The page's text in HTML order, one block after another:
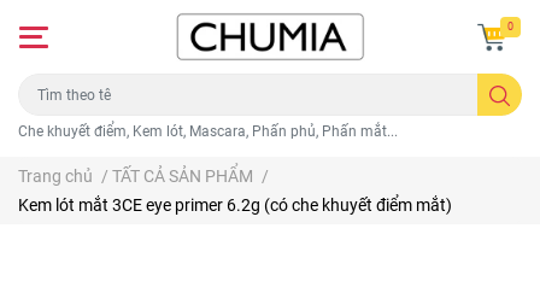
Che khuyết điểm, Kem lót, Mascara, Phấn phủ, Phấn mắt...
0
Trang chủ / TẤT CẢ SẢN PHẨM /
Kem lót mắt 3CE eye primer 6.2g (có che khuyết điểm mắt)